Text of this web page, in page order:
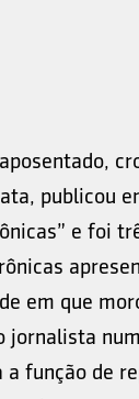
publicou
e foi
em que
jornalista
a função de